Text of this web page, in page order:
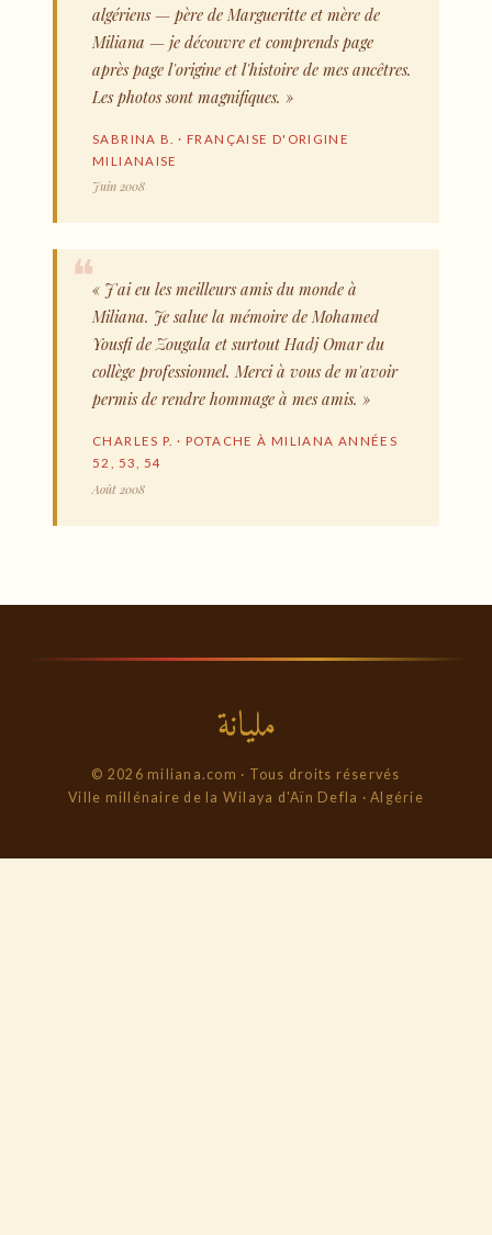
algériens — père de Margueritte et mère de
Miliana — je découvre et comprends page
après page l'origine et l'histoire de mes ancêtres.
Les photos sont magnifiques. »
SABRINA B. · FRANÇAISE D'ORIGINE
MILIANAISE
Juin 2008
« J'ai eu les meilleurs amis du monde à
Miliana. Je salue la mémoire de Mohamed
Yousfi de Zougala et surtout Hadj Omar du
collège professionnel. Merci à vous de m'avoir
permis de rendre hommage à mes amis. »
CHARLES P. · POTACHE À MILIANA ANNÉES
52, 53, 54
Août 2008
مليانة
© 2026 miliana.com · Tous droits réservés
Ville millénaire de la Wilaya d'Aïn Defla · Algérie